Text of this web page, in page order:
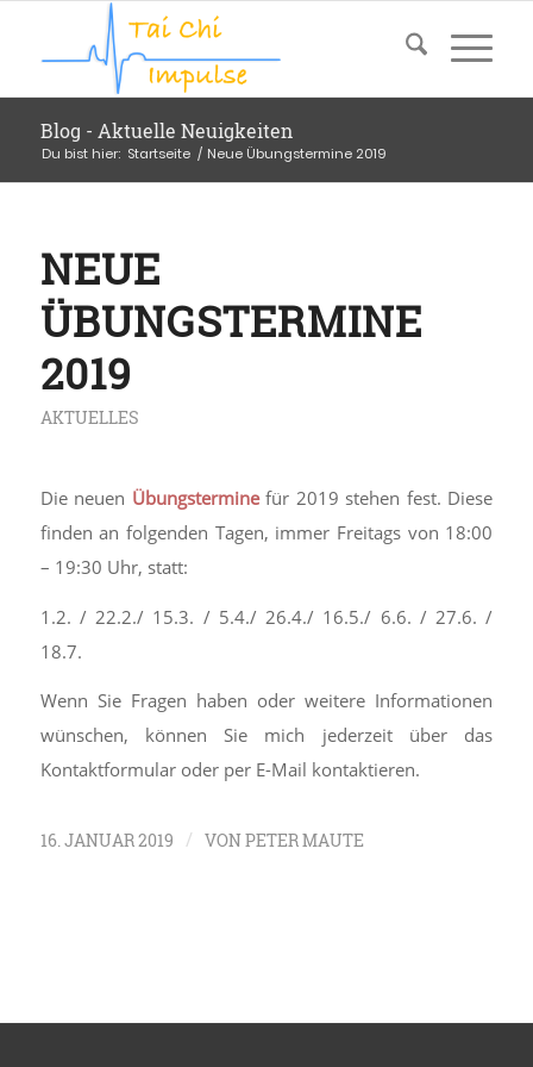
Blog - Aktuelle Neuigkeiten
Du bist hier: Startseite / Neue Übungstermine 2019
NEUE
ÜBUNGSTERMINE
2019
AKTUELLES
Die neuen Übungsterminefür 2019 stehen fest. Diese
finden an folgenden Tagen, immer Freitags von 18:00
– 19:30 Uhr, statt:
1.2. / 22.2./ 15.3. / 5.4./ 26.4./ 16.5./ 6.6. / 27.6. /
18.7.
Wenn Sie Fragen haben oder weitere Informationen
wünschen, können Sie mich jederzeit über das
Kontaktformular oder per E-Mail kontaktieren.
16. JANUAR 2019 / VONPETER MAUTE